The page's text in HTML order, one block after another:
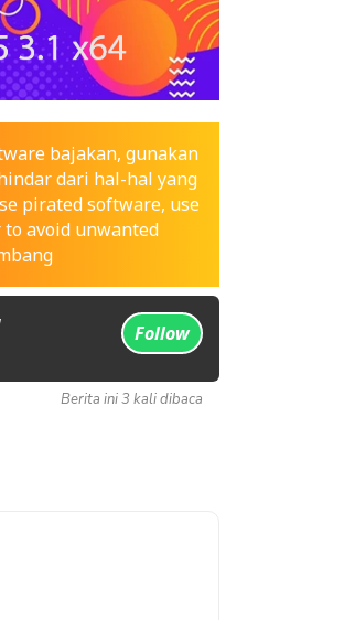
bajakan, gunakan
dari hal-hal yang
pirated software, use
avoid unwanted
Follow
Berita ini 3 kali dibaca